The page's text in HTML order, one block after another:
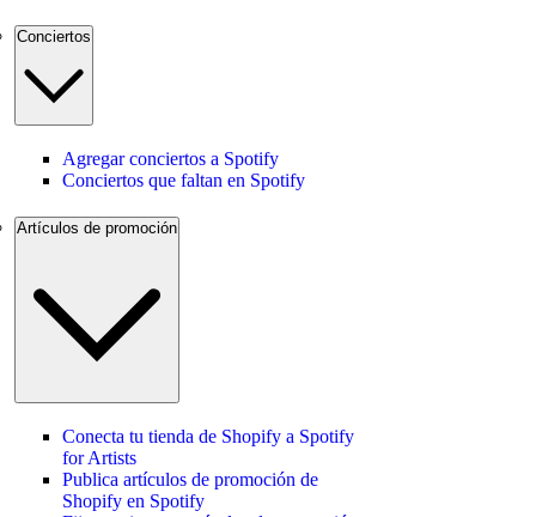
Conciertos
Agregar conciertos a Spotify
Conciertos que faltan en Spotify
Artículos de promoción
Conecta tu tienda de Shopify a Spotify
for Artists
Publica artículos de promoción de
Shopify en Spotify